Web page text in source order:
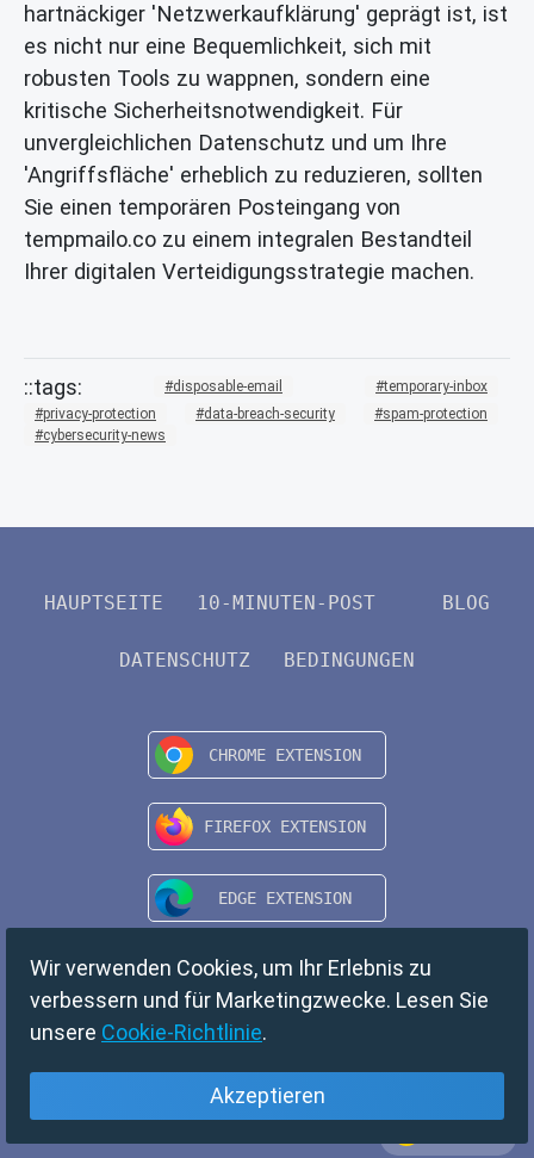
hartnäckiger 'Netzwerkaufklärung' geprägt ist, ist
es nicht nur eine Bequemlichkeit, sich mit
robusten Tools zu wappnen, sondern eine
kritische Sicherheitsnotwendigkeit. Für
unvergleichlichen Datenschutz und um Ihre
'Angriffsfläche' erheblich zu reduzieren, sollten
Sie einen temporären Posteingang von
tempmailo.co zu einem integralen Bestandteil
Ihrer digitalen Verteidigungsstrategie machen.
disposable-email
temporary-inbox
privacy-protection
data-breach-security
spam-protection
cybersecurity-news
HAUPTSEITE 10-MINUTEN-POST BLOG
DATENSCHUTZ BEDINGUNGEN
Wir verwenden Cookies, um Ihr Erlebnis zu
verbessern und für Marketingzwecke. Lesen Sie
unsere Cookie-Richtlinie.
Akzeptieren